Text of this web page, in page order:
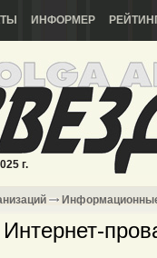
ИНФОРМЕР
г.
Интернет-